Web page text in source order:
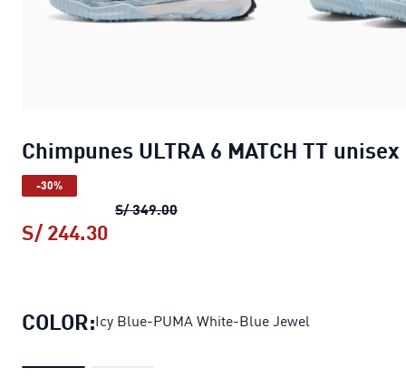
Chimpunes ULTRA 6 MATCH TT unisex
-30%
S/ 349.00Chimpunes ULTRA 6 MATCH TT
S/ 244.30
COLOR:Icy Blue-PUMA White-Blue Jewel